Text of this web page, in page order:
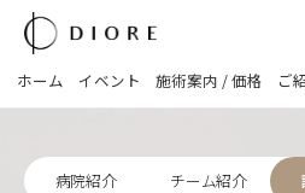
ホーム イベント 施術案内 / 価格 ご
病院紹介 チーム紹介